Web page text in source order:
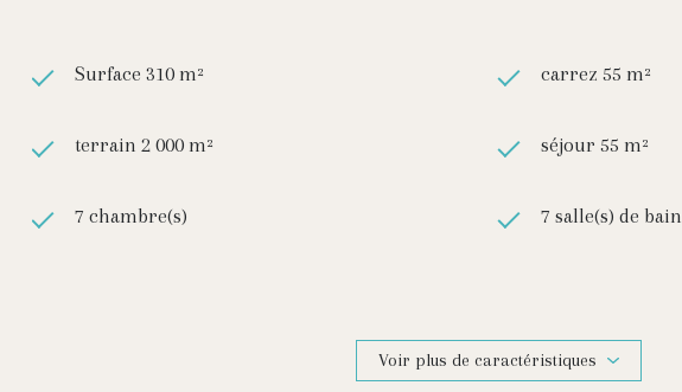
Surface 310 m² carrez 55 m²
terrain 2 000 m² séjour 55 m²
7 chambre(s) 7 salle(s) de bain
6 parking(s)
Voir plus de caractéristiques